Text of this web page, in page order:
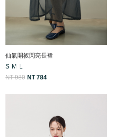
仙氣開衩閃亮長裙
S M
L
NT 980 NT 784